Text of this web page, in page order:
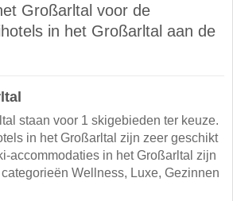
Großarltal voor de
in het Großarltal aan de
staan voor 1 skigebieden ter keuze.
in het Großarltal zijn zeer geschikt
accommodaties in het Großarltal zijn
Wellness, Luxe, Gezinnen